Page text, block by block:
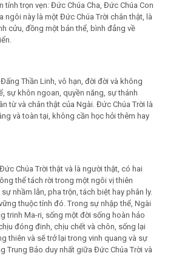
tính trọn vẹn: Đức Chúa Cha, Đức Chúa Con
ngôi này là một Đức Chúa Trời chân thật, là
cửu, đồng một bản thể, bình đẳng về
Thần Linh, vô hạn, đời đời và không
sự khôn ngoan, quyền năng, sự thánh
từ và chân thật của Ngài. Đức Chúa Trời là
và toàn tại, không cần học hỏi thêm hay
Chúa Trời thật và là người thật, có hai
thể tách rời trong một ngôi vị thiên
nhầm lẫn, pha trộn, tách biệt hay phân ly.
thuộc tính đó. Trong sự nhập thể, Ngài
trinh Ma-ri, sống một đời sống hoàn hảo
đóng đinh, chịu chết và chôn, sống lại
thiên và sẽ trở lại trong vinh quang và sự
Trung Bảo duy nhất giữa Đức Chúa Trời và